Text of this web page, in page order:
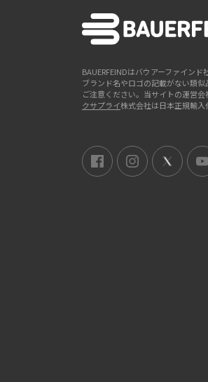
BAUERFEINDはバウアーファインド
ブランド名やロゴの記載がない類似
ご注意ください。当サイトの運営会
クサプライ株式会社は日本正規輸入